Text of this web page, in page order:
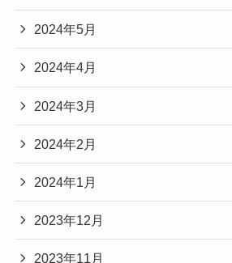
2024年5月
2024年4月
2024年3月
2024年2月
2024年1月
2023年12月
2023年11月